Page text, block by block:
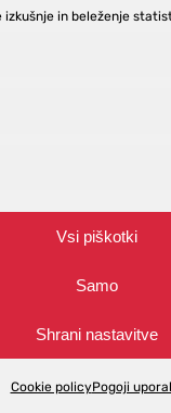
in beleženje
Vsi piškotki
Samo
Shrani nastavitve
Cookie policyPogoji